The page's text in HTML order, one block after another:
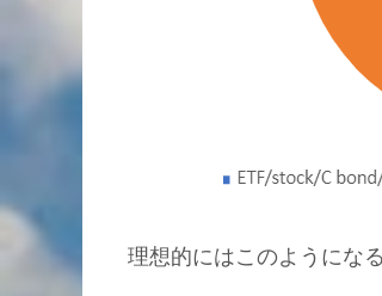
理想的にはこのようにな